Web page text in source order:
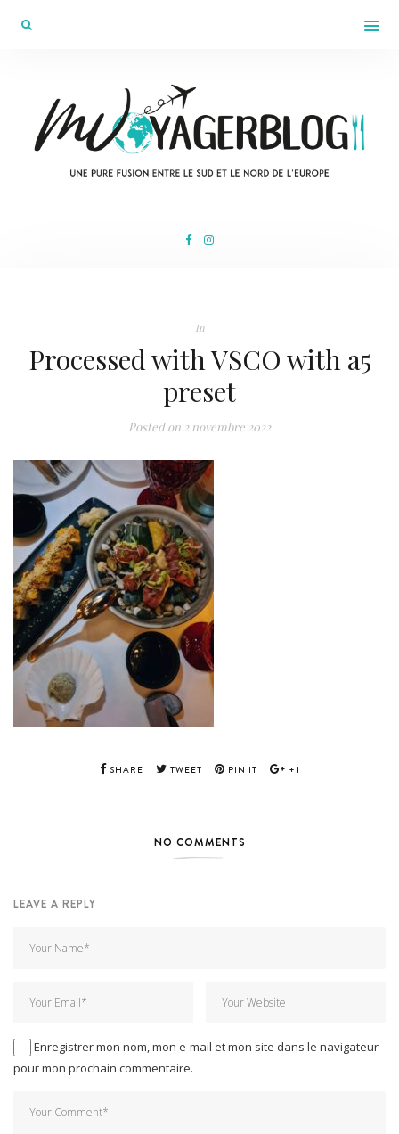
In
Processed with VSCO with a5
preset
Posted on 2 novembre 2022
SHARE TWEET PIN IT +1
NO COMMENTS
LEAVE A REPLY
Enregistrer mon nom, mon e-mail et mon site dans le navigateur
pour mon prochain commentaire.